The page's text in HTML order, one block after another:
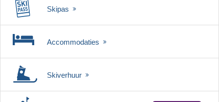
Skipas
Accommodaties
Skiverhuur